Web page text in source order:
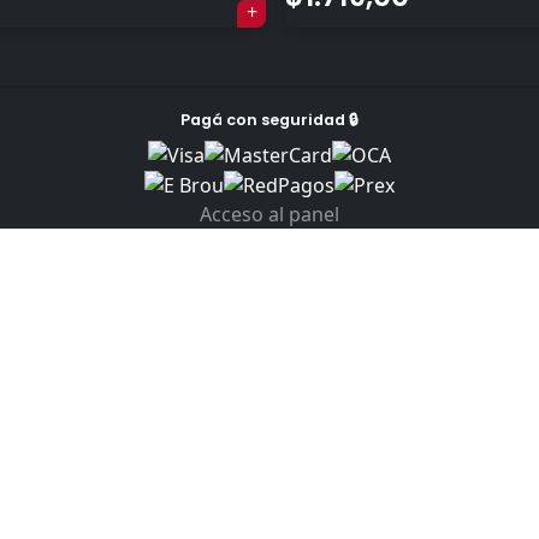
Pagá con seguridad 🔒
Acceso al panel